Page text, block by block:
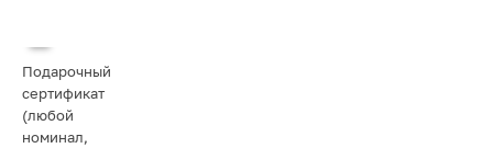
Подарочный
сертификат
(любой
номинал,